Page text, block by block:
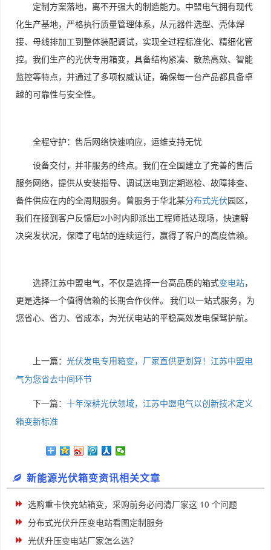
定制方案落地，离不开强大的制造能力。中盟电气拥有现代
化生产基地，严格执行质量管理体系，从元器件选型、壳体焊
接、母线排加工到整体装配调试，实现全过程标准化、精细化管
控。我们生产的光伏专用箱变，具备结构紧凑、散热高效、智能
监控等特点，并通过了多项权威认证，确保每一台产品都具备卓
越的可靠性与安全性。
全程守护：售后网络快速响应，运维支持无忧
设备交付，并非服务的终点。我们在全国建立了完善的售后
服务网络，提供从安装指导、调试送电到定期巡检、故障排查、
备件供应在内的全周期服务。曾服务于华北某分布式光伏园区，
我们在接到客户反馈后2小时内即派出工程师抵达现场，快速解
决突发状况，保障了电站的连续运行，赢得了客户的高度信赖。
选择江苏中盟电气，不仅是选择一台高品质的箱式变电站，
更是选择一个值得信赖的长期合作伙伴。
我们以一站式服务，为
您省心、省力、省成本，为光伏电站的平稳高效发电保驾护航。
上一篇： 光伏发电专用箱变，厂家直供更划算！江苏中盟电
气为您省去中间环节
下一篇： 十年深耕光伏领域，江苏中盟电气以创新技术定义
箱变新标准
新能源光伏箱变资讯相关文章
选购重卡快充站箱变，采购前务必问清厂家这 10 个问题
分布式光伏升压变电站看图定制服务
光伏升压变电站厂家怎么选？